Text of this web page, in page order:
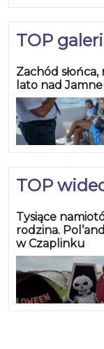
TOP
Zachód
lato nad
TOP
Tysiące
rodzina.
w Czaplinku